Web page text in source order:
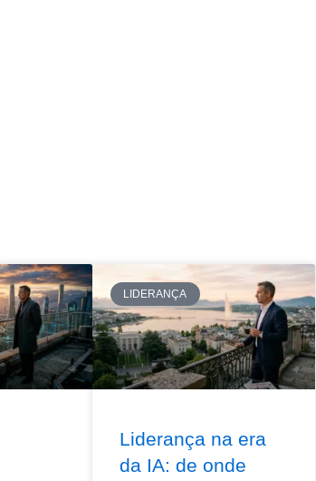
LIDERANÇA
Liderança na era
da IA: de onde